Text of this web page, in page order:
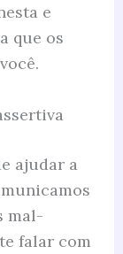
e
que os
ajudar a
mal-
falar com